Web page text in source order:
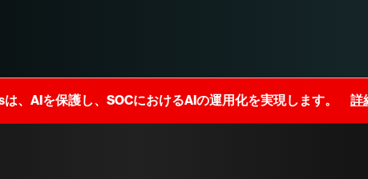
、AIを保護し、SOCにおけるAIの運用化を実現します。 詳